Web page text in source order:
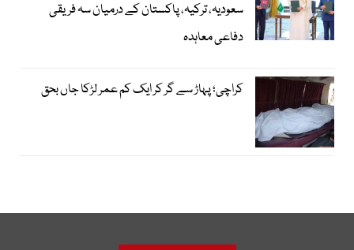
سعودیہ، ترکیہ، پاکستان کے درمیان سہ فریقی
دفاعی معاہدہ
کراچی؛ پہاڑ سے گر کر ایک کم عمر لڑکا جاں بحق